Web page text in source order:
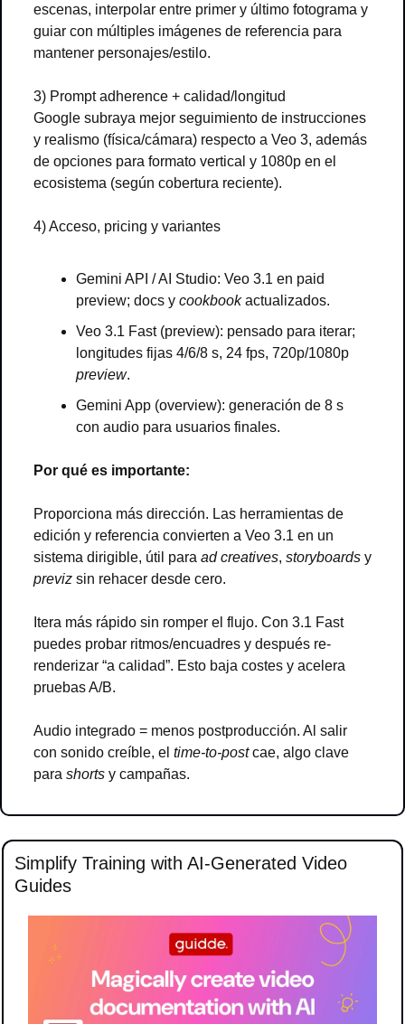
escenas, interpolar entre primer y último fotograma y
guiar con múltiples imágenes de referencia para
mantener personajes/estilo.
3) Prompt adherence + calidad/longitud
Google subraya mejor seguimiento de instrucciones
y realismo (física/cámara) respecto a Veo 3, además
de opciones para formato vertical y 1080p en el
ecosistema (según cobertura reciente).
4) Acceso, pricing y variantes
Gemini API / AI Studio: Veo 3.1 en paid
preview; docs y cookbook actualizados.
Veo 3.1 Fast (preview): pensado para iterar;
preview.
Gemini App (overview): generación de 8 s
con audio para usuarios finales.
Por qué es importante:
Proporciona más dirección. Las herramientas de
edición y referencia convierten a Veo 3.1 en un
sistema dirigible, útil para ad creatives, storyboards
previz sin rehacer desde cero.
Itera más rápido sin romper el flujo. Con 3.1 Fast
puedes probar ritmos/encuadres y después re-
renderizar “a calidad”. Esto baja costes y acelera
pruebas A/B.
Audio integrado = menos postproducción. Al salir
con sonido creíble, el time-to-post cae, algo clave
para shorts y campañas.
Simplify Training with AI-Generated Video
Guides